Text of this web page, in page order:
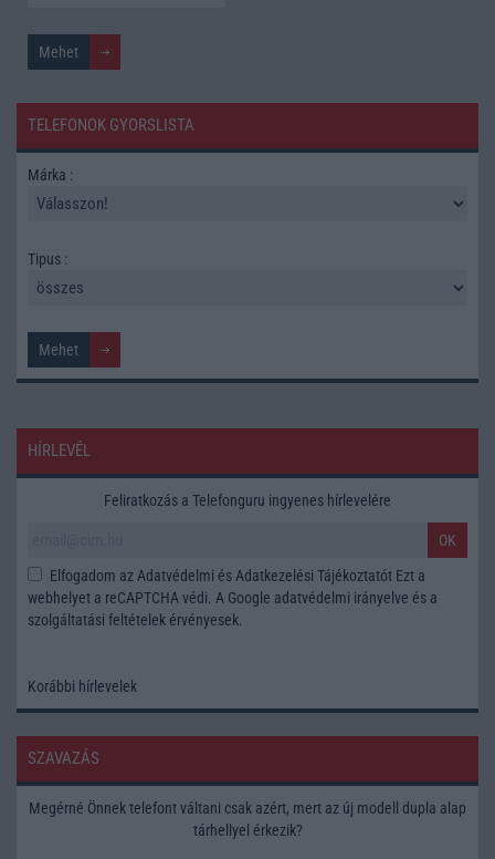
TELEFONOK GYORSLISTA
Márka :
Tipus :
HÍRLEVÉL
Feliratkozás a Telefonguru ingyenes hírlevelére
OK
Elfogadom az Adatvédelmi és Adatkezelési Tájékoztatót Ezt a
webhelyet a reCAPTCHA védi. A Google adatvédelmi irányelve és a
szolgáltatási feltételek érvényesek.
Korábbi hírlevelek
SZAVAZÁS
Megérné Önnek telefont váltani csak azért, mert az új modell dupla alap
tárhellyel érkezik?